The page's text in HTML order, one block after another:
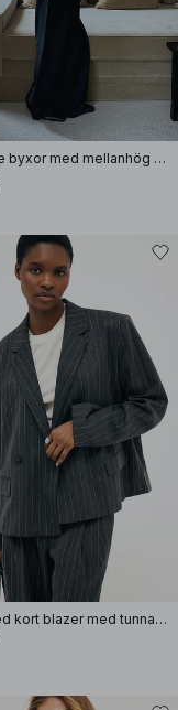
Melerade byxor med mellanhög midja
Oversized kort blazer med tunna ränder